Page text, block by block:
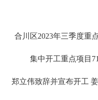
合川区2023年三季度重
集中开工重点项目
郑立伟致辞并宣布开工